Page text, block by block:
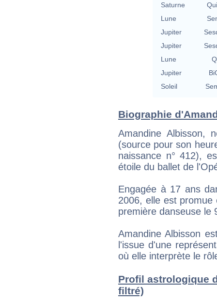
Saturne
Lune
Jupiter
Jupiter
Lune
Jupiter
Soleil
Biographie
Amandine Albisson,
(source pour son
naissance n° 412),
étoile du ballet de
Engagée à 17 ans
2006, elle est
première danseuse le
Amandine Albisson
l'issue d'une
où elle interprète le
Profil astrologique
filtré)